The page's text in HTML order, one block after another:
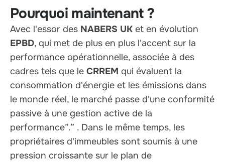
Pourquoi maintenant ?
Avec l'essor des NABERS UK et en évolution
EPBD, qui met de plus en plus l'accent sur la
performance opérationnelle, associée à des
cadres tels que le CRREM qui évaluent la
consommation d'énergie et les émissions dans
le monde réel, le marché passe d'une conformité
passive à une gestion active de la
performance”.” . Dans le même temps, les
propriétaires d'immeubles sont soumis à une
pression croissante sur le plan de